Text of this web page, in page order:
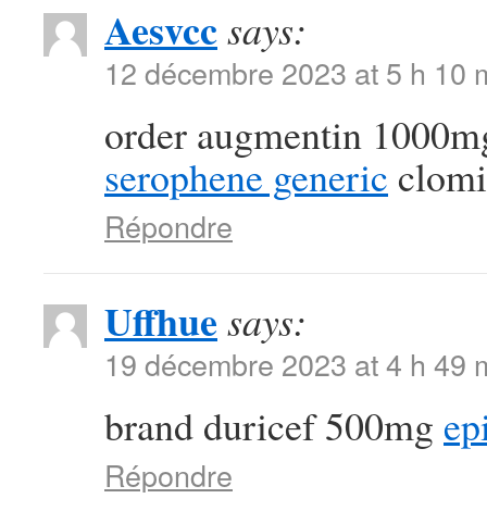
Aesvccsays:
12 décembre 2023 at 5 h 10
order augmentin
serophene generic
Répondre
Uffhue says:
19 décembre 2023 at 4 h 49
brand duricef 500mg
Répondre